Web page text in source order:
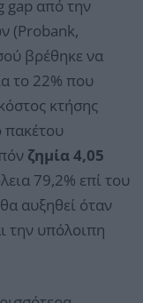
gap από την
(Probank,
βρέθηκε να
το 22% που
κτήσης
ζημία 4,05
79,2% επί του
αυξηθεί όταν
την υπόλοιπη